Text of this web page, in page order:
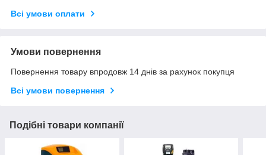
Всі умови оплати
Умови повернення
Повернення товару впродовж 14 днів за рахунок покупця
Всі умови повернення
Подібні товари компанії